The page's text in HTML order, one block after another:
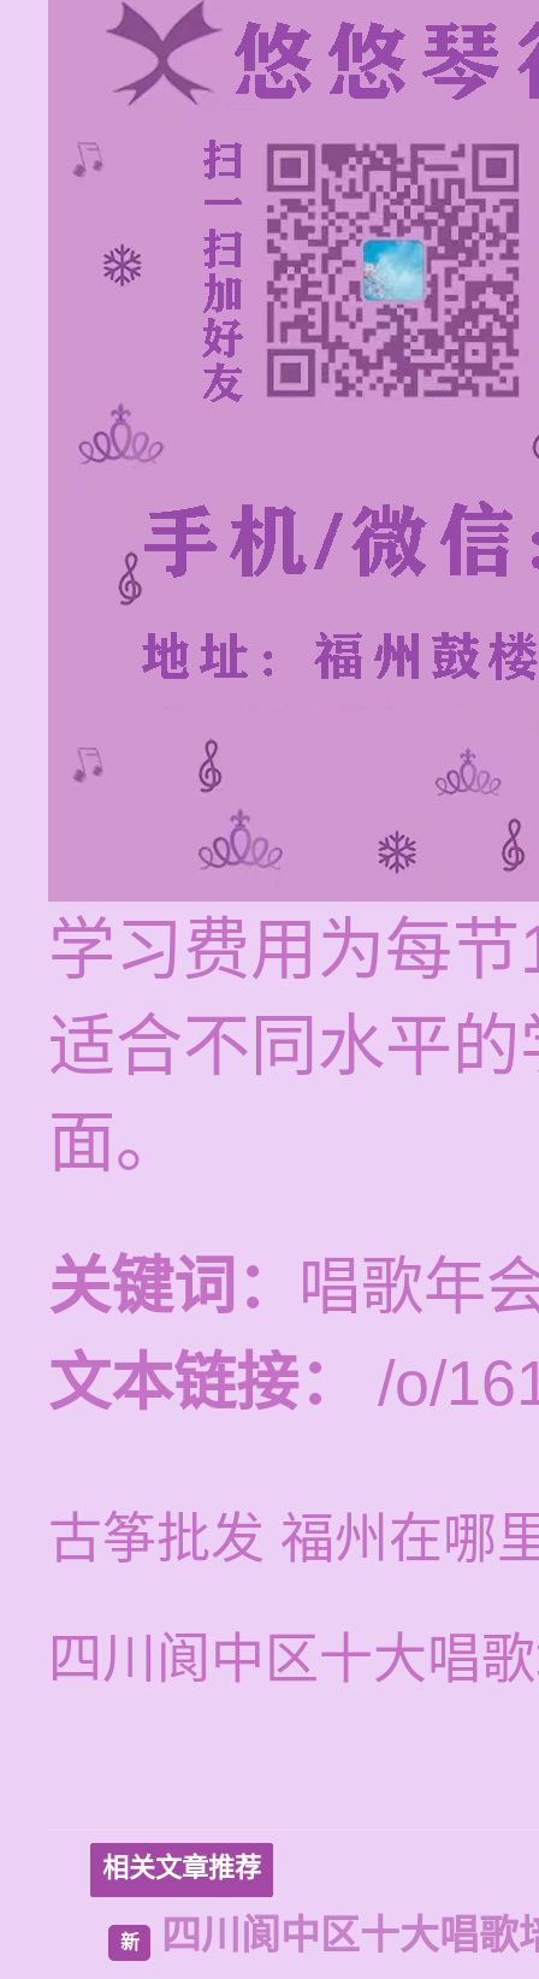
学习费用为每
适合不同水平
面。
关键词： 唱歌年
文本链接：
/o/
古筝批发 福州在哪
四川阆中区十大唱
相关文章推荐
新 四川阆中区十大唱歌